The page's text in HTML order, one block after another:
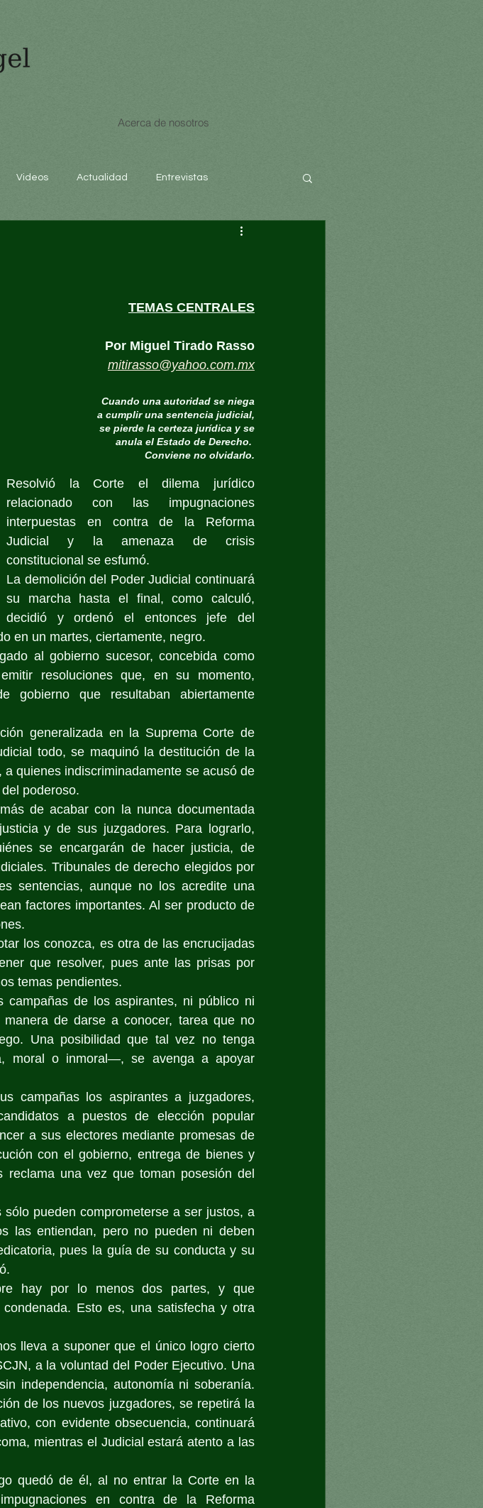
Acerca de nosotros
Videos Actualidad Entrevistas
TEMAS CENTRALES
Por Miguel Tirado Rasso
mitirasso@yahoo.com.mx
Cuando una autoridad se niega
a cumplir una sentencia judicial,
se pierde la certeza jurídica y se
anula el Estado de Derecho. ​
Conviene no olvidarlo.
Resolvió la Corte el dilema jurídico
relacionado con las impugnaciones
interpuestas en contra de la Reforma
Judicial y la amenaza de crisis
constitucional se esfumó.
La demolición del Poder Judicial continuará
su marcha hasta el final, como calculó,
decidió y ordenó el entonces jefe del
en un martes, ciertamente, negro.
al gobierno sucesor, concebida como
resoluciones que, en su momento,
gobierno que resultaban abiertamente
generalizada en la Suprema Corte de
todo, se maquinó la destitución de la
quienes indiscriminadamente se acusó de
poderoso.
de acabar con la nunca documentada
y de sus juzgadores. Para lograrlo,
se encargarán de hacer justicia, de
Tribunales de derecho elegidos por
sentencias, aunque no los acredite una
factores importantes. Al ser producto de
los conozca, es otra de las encrucijadas
que resolver, pues ante las prisas por
temas pendientes.
de los aspirantes, ni público ni
de darse a conocer, tarea que no
Una posibilidad que tal vez no tenga
moral o inmoral—, se avenga a apoyar
campañas los aspirantes a juzgadores,
a puestos de elección popular
a sus electores mediante promesas de
con el gobierno, entrega de bienes y
una vez que toman posesión del
pueden comprometerse a ser justos, a
las entiendan, pero no pueden ni deben
pues la guía de su conducta y su
hay por lo menos dos partes, y que
Esto es, una satisfecha y otra
lleva a suponer que el único logro cierto
a la voluntad del Poder Ejecutivo. Una
independencia, autonomía ni soberanía.
de los nuevos juzgadores, se repetirá la
con evidente obsecuencia, continuará
mientras el Judicial estará atento a las
quedó de él, al no entrar la Corte en la
en contra de la Reforma